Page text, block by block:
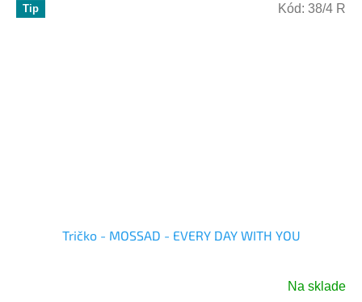
Tip
Tričko - MOSSAD - EVERY DAY WITH YOU
Na sklade
Kód: 38/4 R